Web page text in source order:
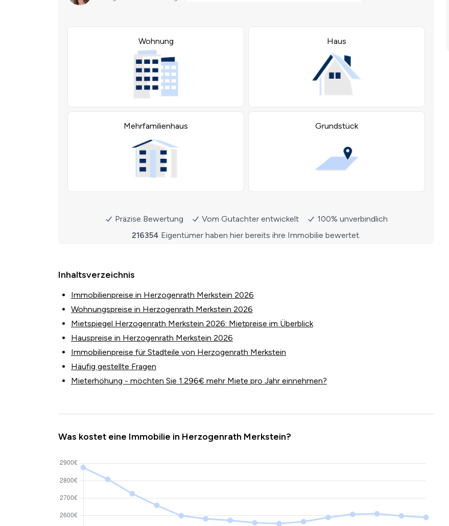
Inhaltsverzeichnis
Immobilienpreise in Herzogenrath Merkstein 2026
Wohnungspreise in Herzogenrath Merkstein 2026
Mietspiegel Herzogenrath Merkstein 2026: Mietpreise im Überblick
Hauspreise in Herzogenrath Merkstein 2026
Immobilienpreise für Stadteile von Herzogenrath Merkstein
Häufig gestellte Fragen
Mieterhöhung - möchten Sie 1.296€ mehr Miete pro Jahr einnehmen?
Was kostet eine Immobilie in Herzogenrath Merkstein?